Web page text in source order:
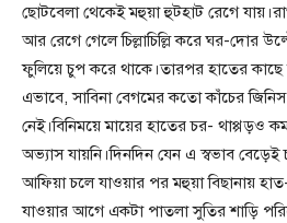
ছোটবেলা থেকেই মহুয়া হুটহাট রেগে
আর রেগে গেলে চিল্লাচিল্লি করে ঘর-দোর
ফুলিয়ে চুপ করে থাকে।তারপর হাতের কাছে
এভাবে, সাবিনা বেগমের কতো কাঁচের
নেই।বিনিময়ে মায়ের হাতের চর- থাপ্পড়ও
অভ্যাস যায়নি।দিনদিন যেন এ স্বভাব বেড়েই
আফিয়া চলে যাওয়ার পর মহুয়া বিছানায়
যাওয়ার আগে একটা পাতলা সুতির শাড়ি